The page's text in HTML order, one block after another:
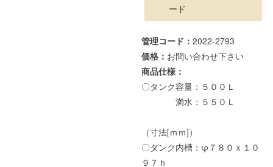
ード
管理コード：2022-2793
価格： お問い合わせ下さい
商品仕様：
〇タンク容量：５００Ｌ
満水：５５０Ｌ
（寸法[ｍｍ]）
〇タンク内槽：φ７８０ｘ１０
９７ｈ